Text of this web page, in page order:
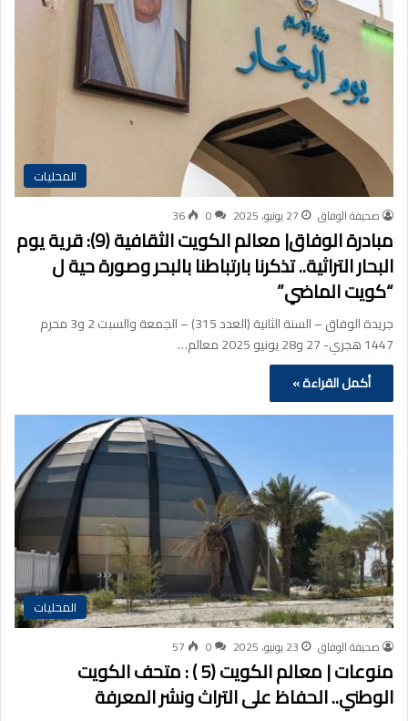
المحليات
صحيفة الوفاق 27 يونيو، 2025 0
36
مبادرة الوفاق| معالم الكويت الثقافية (9): قرية يوم
البحار التراثية.. تذكرنا بارتباطنا بالبحر وصورة حية ل
“كويت الماضي”
جريدة الوفاق – السنة الثانية (العدد 315) – الجمعة والسبت 2 و3 محرم
1447 هجري- 27 و28 يونيو 2025 معالم…
أكمل القراءة »
المحليات
صحيفة الوفاق 23 يونيو، 2025 0
57
منوعات | معالم الكويت (5 ) : متحف الكويت
الوطني.. الحفاظ على التراث ونشر المعرفة